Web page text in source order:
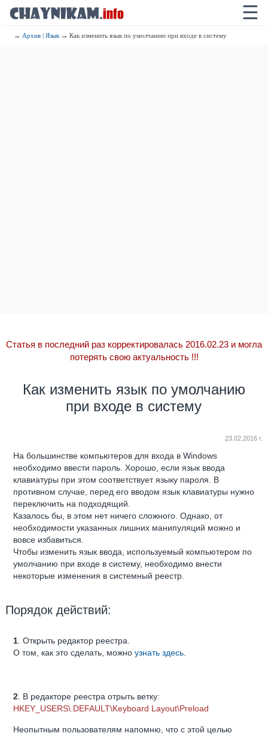
☰
→ Архив | Язык → Как изменить язык по умолчанию при входе в систему
Статья в последний раз корректировалась 2016.02.23 и могла
потерять свою актуальность!!!
Как изменить язык по умолчанию
при входе в систему
23.02.2016 г.
На большинстве компьютеров для входа в Windows
необходимо ввести пароль. Хорошо, если язык ввода
клавиатуры при этом соответствует языку пароля. В
противном случае, перед его вводом язык клавиатуры нужно
переключить на подходящий.
Казалось бы, в этом нет ничего сложного. Однако, от
необходимости указанных лишних манипуляций можно и
вовсе избавиться.
Чтобы изменить язык ввода, используемый компьютером по
умолчанию при входе в систему, необходимо внести
некоторые изменения в системный реестр.
Порядок действий:
1 . Открыть редактор реестра.
О том, как это сделать, можноузнать здесь
2 . В редакторе реестра отрыть ветку:
HKEY_USERS\.DEFAULT\Keyboard Layout\Preload
Неопытным пользователям напомню, что с этой целью